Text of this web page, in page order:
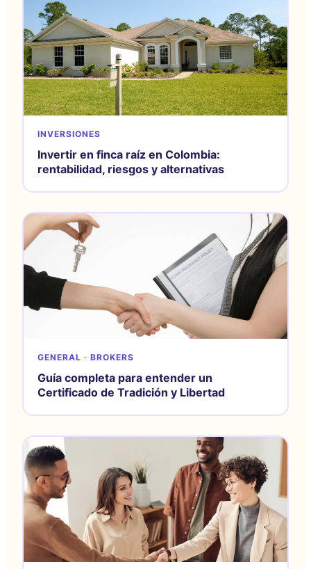
INVERSIONES
Invertir en finca raíz en Colombia:
rentabilidad, riesgos y alternativas
GENERAL · BROKERS
Guía completa para entender un
Certificado de Tradición y Libertad